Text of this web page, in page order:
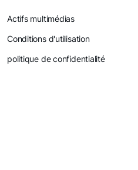
Actifs multimédias
Conditions d'utilisation
politique de confidentialité